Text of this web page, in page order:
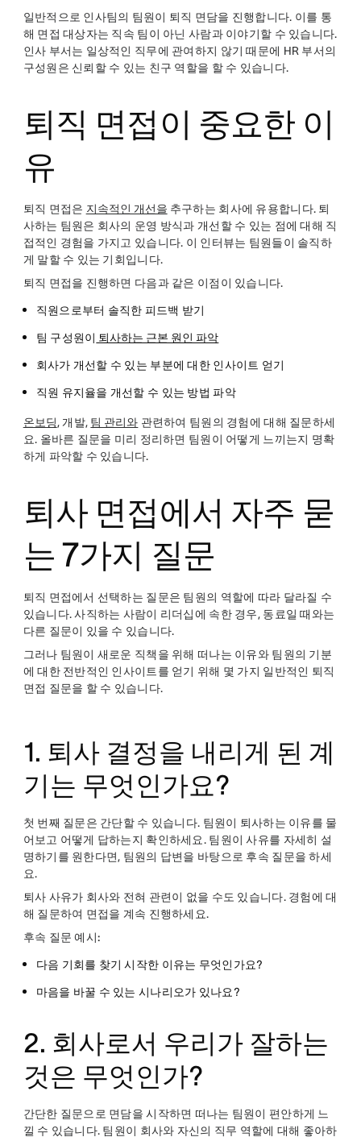
일반적으로 인사팀의 팀원이 퇴직 면담을 진행합니다. 이를 통
해 면접 대상자는 직속 팀이 아닌 사람과 이야기할 수 있습니다.
인사 부서는 일상적인 직무에 관여하지 않기 때문에 HR 부서의
구성원은 신뢰할 수 있는 친구 역할을 할 수 있습니다.
퇴직 면접이 중요한 이
유
퇴직 면접은 지속적인 개선을 추구하는 회사에 유용합니다. 퇴
사하는 팀원은 회사의 운영 방식과 개선할 수 있는 점에 대해 직
접적인 경험을 가지고 있습니다. 이 인터뷰는 팀원들이 솔직하
게 말할 수 있는 기회입니다.
퇴직 면접을 진행하면 다음과 같은 이점이 있습니다.
직원으로부터 솔직한 피드백 받기
팀 구성원이 퇴사하는 근본 원인 파악
회사가 개선할 수 있는 부분에 대한 인사이트 얻기
직원 유지율을 개선할 수 있는 방법 파악
온보딩, 개발, 팀 관리와 관련하여 팀원의 경험에 대해 질문하세
요. 올바른 질문을 미리 정리하면 팀원이 어떻게 느끼는지 명확
하게 파악할 수 있습니다.
퇴사 면접에서 자주 묻
는 7가지 질문
퇴직 면접에서 선택하는 질문은 팀원의 역할에 따라 달라질 수
있습니다. 사직하는 사람이 리더십에 속한 경우, 동료일 때와는
다른 질문이 있을 수 있습니다.
그러나 팀원이 새로운 직책을 위해 떠나는 이유와 팀원의 기분
에 대한 전반적인 인사이트를 얻기 위해 몇 가지 일반적인 퇴직
면접 질문을 할 수 있습니다.
1. 퇴사 결정을 내리게 된 계
기는 무엇인가요?
첫 번째 질문은 간단할 수 있습니다. 팀원이 퇴사하는 이유를 물
어보고 어떻게 답하는지 확인하세요. 팀원이 사유를 자세히 설
명하기를 원한다면, 팀원의 답변을 바탕으로 후속 질문을 하세
요.
퇴사 사유가 회사와 전혀 관련이 없을 수도 있습니다. 경험에 대
해 질문하여 면접을 계속 진행하세요.
후속 질문 예시:
다음 기회를 찾기 시작한 이유는 무엇인가요?
마음을 바꿀 수 있는 시나리오가 있나요?
2. 회사로서 우리가 잘하는
것은 무엇인가?
간단한 질문으로 면담을 시작하면 떠나는 팀원이 편안하게 느
낄 수 있습니다. 팀원이 회사와 자신의 직무 역할에 대해 좋아하